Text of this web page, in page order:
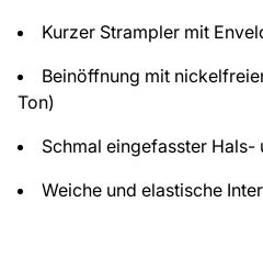
Kurzer Strampler mit
Beinöffnung mit
Ton)
Schmal eingefasster Hals-
Weiche und elastische